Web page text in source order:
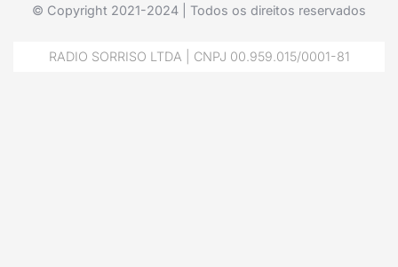
© Copyright 2021-2024 | Todos os direitos reservados
RADIO SORRISO LTDA | CNPJ 00.959.015/0001-81